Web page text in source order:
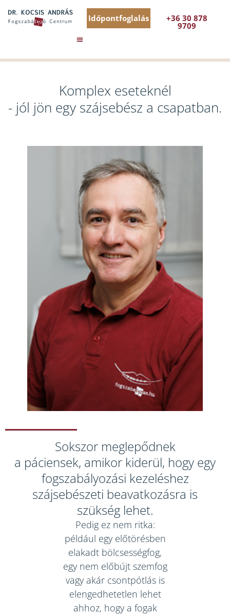
Időpontfoglalás +36 30 878
9709
Komplex eseteknél
- jól jön egy szájsebész a csapatban.
Sokszor meglepődnek
a páciensek, amikor kiderül, hogy egy
fogszabályozási kezeléshez
szájsebészeti beavatkozásra is
szükség lehet.
Pedig ez nem ritka:
például egy előtörésben
elakadt bölcsességfog,
egy nem előbújt szemfog
vagy akár csontpótlás is
elengedhetetlen lehet
ahhoz, hogy a fogak